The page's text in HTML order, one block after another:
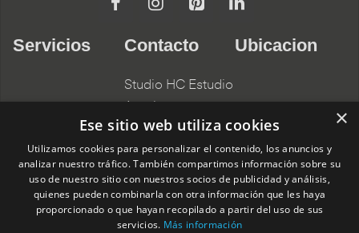
Servicios
Compromisos
Arquitectos
Contacto
Studio HC Estudio
Alicante
966275331
C/ Pardo Gimeno,
11c, 03007
Alacant, Alicante,
Ubicacion
×
Ese sitio web utiliza cookies
Utilizamos cookies para personalizar el contenido, los anuncios y
analizar nuestro tráfico. También compartimos información sobre su
uso de nuestro sitio con nuestros socios de publicidad y análisis,
quienes pueden combinarla con otra información que les haya
proporcionado o que hayan recopilado a partir del uso de sus
servicios. Más información